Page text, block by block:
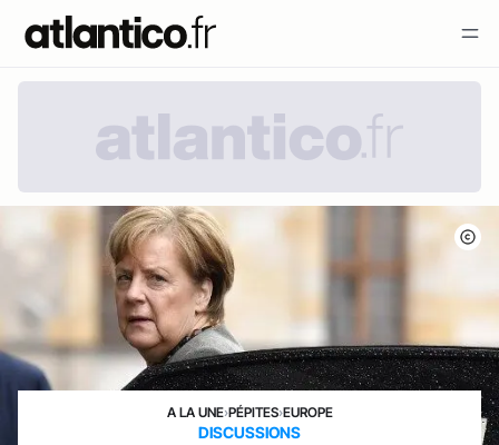
A LA UNE›PÉPITES›EUROPE
DISCUSSIONS